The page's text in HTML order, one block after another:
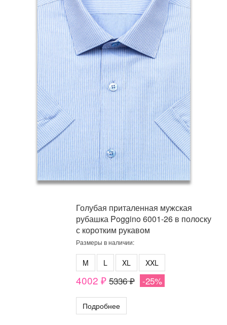
Голубая приталенная мужская
рубашка Poggino 6001-26 в полоску
с коротким рукавом
Размеры в наличии:
M L XL XXL
4002 ₽ 5336 ₽ -25%
Подробнее